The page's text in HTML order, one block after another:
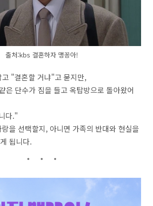
출처:kbs 결혼하자 맹꽁아!
고 "결혼할 거냐"고 묻지만,
은 단수가 짐을 들고 옥탑방으로 돌아왔어
다."
을 선택할지, 아니면 가족의 반대와 현실을
됩니다.